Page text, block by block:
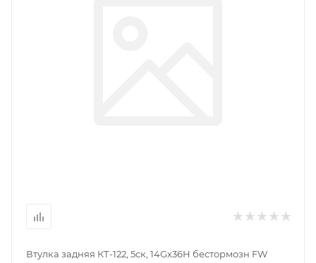
Втулка задняя КТ-122, 5ск, 14Gх36Н бестормозн FW